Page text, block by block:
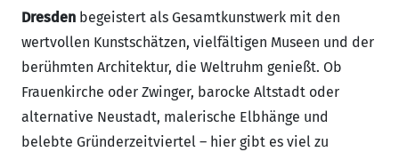
Dresden begeistert als Gesamtkunstwerk mit den
wertvollen Kunstschätzen, vielfältigen Museen und der
berühmten Architektur, die Weltruhm genießt. Ob
Frauenkirche oder Zwinger, barocke Altstadt oder
alternative Neustadt, malerische Elbhänge und
belebte Gründerzeitviertel – hier gibt es viel zu